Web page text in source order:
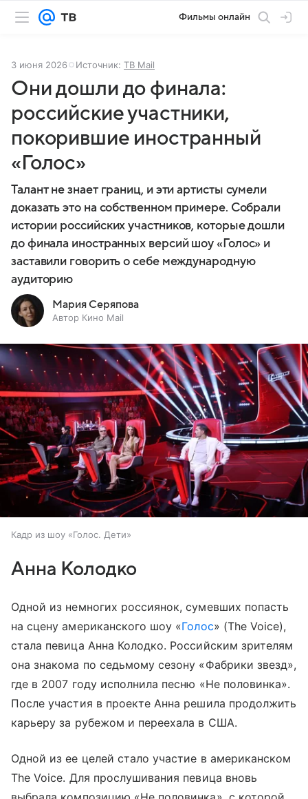
Фильмы онлайн
3 июня 2026 Источник: ТВ Mail
Они дошли до финала:
российские участники,
покорившие иностранный
«Голос»
Талант не знает границ, и эти артисты сумели
доказать это на собственном примере. Собрали
истории российских участников, которые дошли
до финала иностранных версий шоу «Голос» и
заставили говорить о себе международную
аудиторию
Мария Серяпова
Автор Кино Mail
Кадр из шоу «Голос. Дети»
Анна Колодко
Одной из немногих россиянок, сумевших попасть
на сцену американского шоу «Голос» (The Voice),
стала певица Анна Колодко. Российским зрителям
она знакома по седьмому сезону «Фабрики звезд»,
где в 2007 году исполнила песню «Не половинка».
После участия в проекте Анна решила продолжить
карьеру за рубежом и переехала в США.
Одной из ее целей стало участие в американском
The Voice. Для прослушивания певица вновь